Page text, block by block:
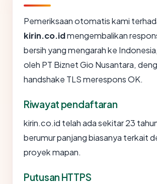
Pemeriksaan otomatis kami
kirin.co.idmengembalikan
bersih yang mengarah ke
oleh PT Biznet Gio Nusantara,
handshake TLS merespons OK.
Riwayat pendaftaran
kirin.co.id telah ada sekitar 23
berumur panjang biasanya terkait
proyek mapan.
Putusan HTTPS